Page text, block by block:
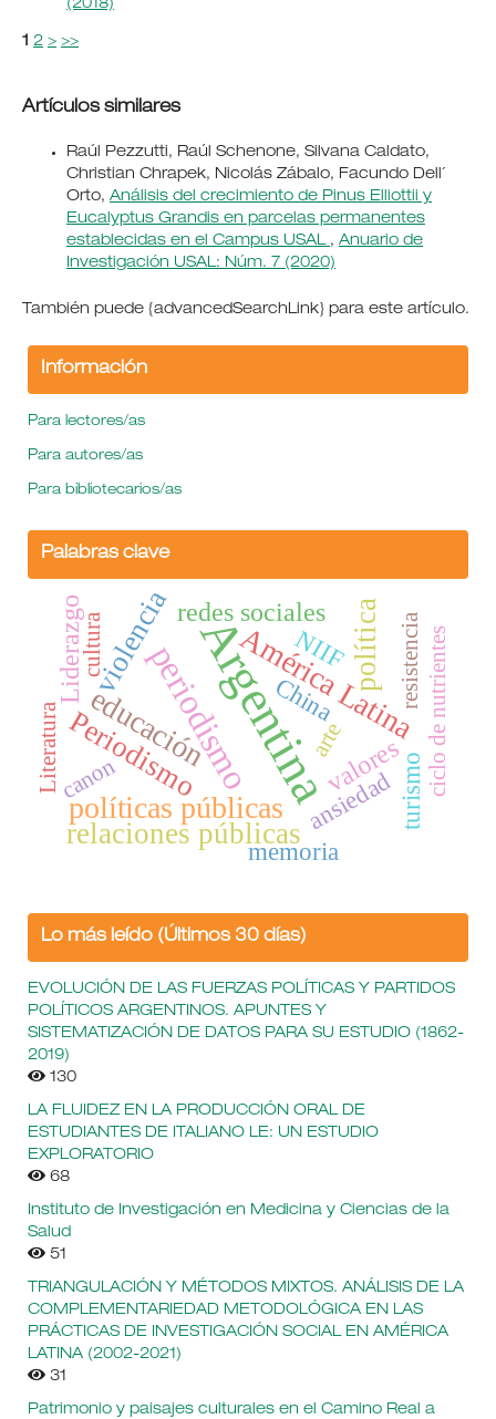
(2018)
1 2 > >>
Artículos similares
Raúl Pezzutti, Raúl Schenone, Silvana Caldato,
Christian Chrapek, Nicolás Zábalo, Facundo Dell´
Orto, Análisis del crecimiento de Pinus Elliottii y
Eucalyptus Grandis en parcelas permanentes
establecidas en el Campus USAL , Anuario de
Investigación USAL: Núm. 7 (2020)
También puede {advancedSearchLink} para este artículo.
Información
Para lectores/as
Para autores/as
Para bibliotecarios/as
Palabras clave
Argentina
periodismo
educación
políticas públicas
América Latina
Periodismo
política
violencia
relaciones públicas
Liderazgo redes sociales
valores
China
ansiedad
memoria
turismo
NIIF
Literatura ciclo de nutrientes
canon
resistencia
arte
cultura
Lo más leído (Últimos 30 días)
EVOLUCIÓN DE LAS FUERZAS POLÍTICAS Y PARTIDOS
POLÍTICOS ARGENTINOS. APUNTES Y
SISTEMATIZACIÓN DE DATOS PARA SU ESTUDIO (1862-
2019)
130
LA FLUIDEZ EN LA PRODUCCIÓN ORAL DE
ESTUDIANTES DE ITALIANO LE: UN ESTUDIO
EXPLORATORIO
68
Instituto de Investigación en Medicina y Ciencias de la
Salud
51
TRIANGULACIÓN Y MÉTODOS MIXTOS. ANÁLISIS DE LA
COMPLEMENTARIEDAD METODOLÓGICA EN LAS
PRÁCTICAS DE INVESTIGACIÓN SOCIAL EN AMÉRICA
LATINA (2002-2021)
31
Patrimonio y paisajes culturales en el Camino Real a